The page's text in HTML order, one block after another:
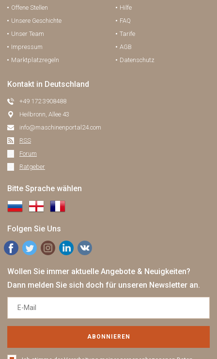
Offene Stellen
Unsere Geschichte
Unser Team
Impressum
Marktplatzregeln
Hilfe
FAQ
Tarife
AGB
Datenschutz
Kontakt in Deutschland
+49 172 3908488
Heilbronn, Allee 43
info@maschinenportal24.сom
RSS
Forum
Ratgeber
Bitte Sprache wählen
Folgen Sie Uns
Wollen Sie immer aktuelle Angebote & Neuigkeiten?
Dann melden Sie sich doch für unseren Newsletter an.
ABONNIEREN